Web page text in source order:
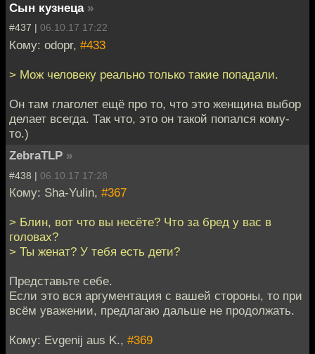
Сын кузнеца »
#437 | 06.10.17 17:22
Кому: odopr, #433
> Мож человеку реально только такие попадали.
Он там глаголет ещё про то, что это женщина выбор
делает всегда. Так что, это он такой попался кому-
то.)
ZebraTLP »
#438 | 06.10.17 17:28
Кому: Sha-Yulin, #367
> Блин, вот что вы несёте? Что за бред у вас в
головах?
> Ты женат? У тебя есть дети?
Представьте себе.
Если это вся аргументация с вашей стороны, то при
всём уважении, предлагаю дальше не продолжать.
Кому: Evgenij aus K., #369